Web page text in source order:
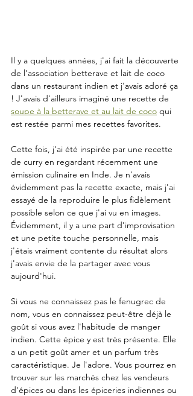
Il y a quelques années, j'ai fait la découverte
de l'association betterave et lait de coco
dans un restaurant indien et j'avais adoré ça
! J'avais d'ailleurs imaginé une recette de
soupe à la betterave et au lait de coco qui
est restée parmi mes recettes favorites.
Cette fois, j'ai été inspirée par une recette
de curry en regardant récemment une
émission culinaire en Inde. Je n'avais
évidemment pas la recette exacte, mais j'ai
essayé de la reproduire le plus fidèlement
possible selon ce que j'ai vu en images.
Évidemment, il y a une part d'improvisation
et une petite touche personnelle, mais
j'étais vraiment contente du résultat alors
j'avais envie de la partager avec vous
aujourd'hui.
Si vous ne connaissez pas le fenugrec de
nom, vous en connaissez peut-être déjà le
goût si vous avez l'habitude de manger
indien. Cette épice y est très présente. Elle
a un petit goût amer et un parfum très
caractéristique. Je l'adore. Vous pourrez en
trouver sur les marchés chez les vendeurs
d'épices ou dans les épiceries indiennes ou